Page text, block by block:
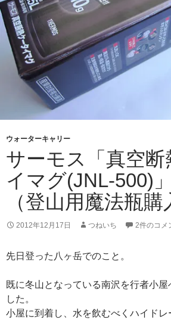
ウォーターキャリー
サーモス「真空断
イマグ(JNL-500)
（登山用魔法瓶購
2012年12月17日 つねいち 2件のコメ
先日登った八ヶ岳でのこと。
既に冬山となっている南沢を行者小屋
した。
小屋に到着し、水を飲むべくハイド